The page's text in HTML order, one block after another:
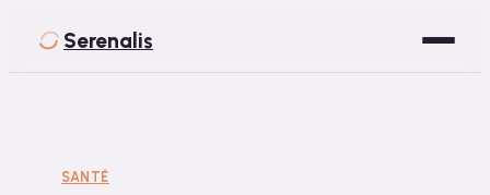
Serenalis
Bien-être
SANTÉ